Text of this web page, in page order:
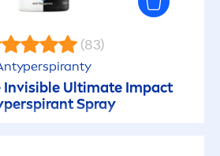
(83)
Invisible Ultimate Impact
Spray